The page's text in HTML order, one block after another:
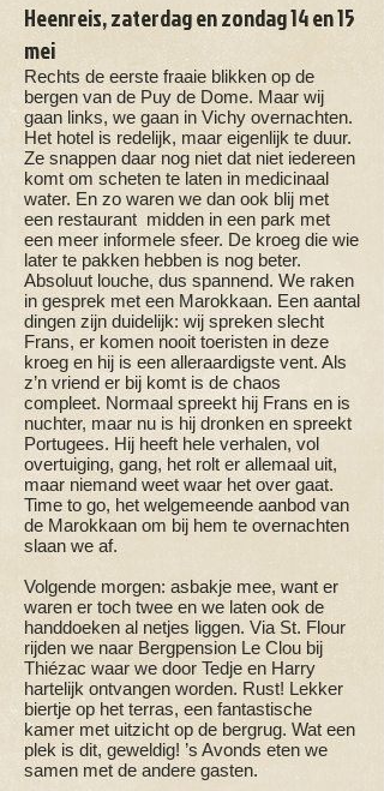
Heenreis, zaterdag en zondag 14 en 15
mei
Rechts de eerste fraaie blikken op de
bergen van de Puy de Dome. Maar wij
gaan links, we gaan in Vichy overnachten.
Het hotel is redelijk, maar eigenlijk te duur.
Ze snappen daar nog niet dat niet iedereen
komt om scheten te laten in medicinaal
water. En zo waren we dan ook blij met
een restaurant midden in een park met
een meer informele sfeer. De kroeg die wie
later te pakken hebben is nog beter.
Absoluut louche, dus spannend. We raken
in gesprek met een Marokkaan. Een aantal
dingen zijn duidelijk: wij spreken slecht
Frans, er komen nooit toeristen in deze
kroeg en hij is een alleraardigste vent. Als
z’n vriend er bij komt is de chaos
compleet. Normaal spreekt hij Frans en is
nuchter, maar nu is hij dronken en spreekt
Portugees. Hij heeft hele verhalen, vol
overtuiging, gang, het rolt er allemaal uit,
maar niemand weet waar het over gaat.
Time to go, het welgemeende aanbod van
de Marokkaan om bij hem te overnachten
slaan we af.
Volgende morgen: asbakje mee, want er
waren er toch twee en we laten ook de
handdoeken al netjes liggen. Via St. Flour
rijden we naar Bergpension Le Clou bij
Thiézac waar we door Tedje en Harry
hartelijk ontvangen worden. Rust! Lekker
biertje op het terras, een fantastische
kamer met uitzicht op de bergrug. Wat een
plek is dit, geweldig! ’s Avonds eten we
samen met de andere gasten.